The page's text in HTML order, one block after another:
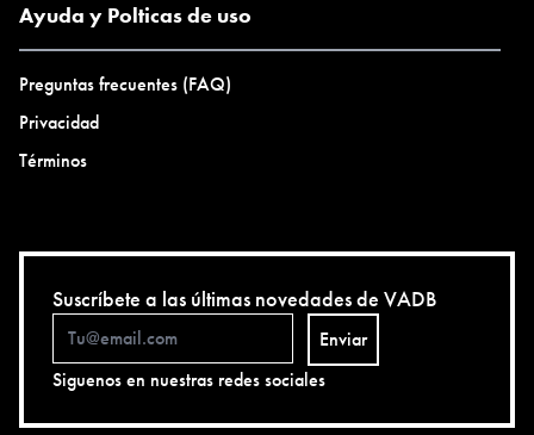
Ayuda y Polticas de uso
Preguntas frecuentes (FAQ)
Privacidad
Términos
Suscríbete a las últimas novedades de VADB
Enviar
Siguenos en nuestras redes sociales